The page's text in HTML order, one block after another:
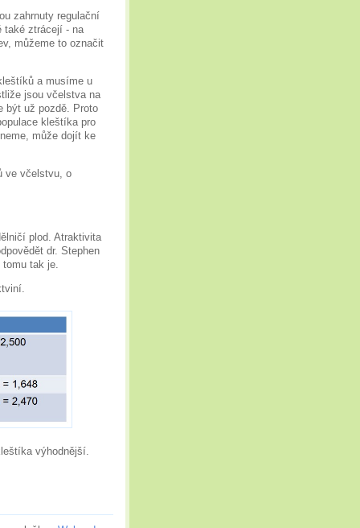
zahrnuty regulační
také ztrácejí - na
můžeme to označit
a musíme u
jsou včelstva na
být už pozdě. Proto
kleštíka pro
může dojít ke
ve včelstvu, o
plod. Atraktivita
dr. Stephen
tomu tak je.
výhodnější.